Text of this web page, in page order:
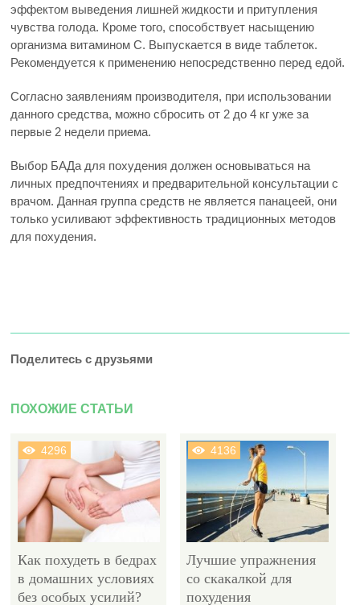
эффектом выведения лишней жидкости и притупления
чувства голода. Кроме того, способствует насыщению
организма витамином C. Выпускается в виде таблеток.
Рекомендуется к применению непосредственно перед едой.
Согласно заявлениям производителя, при использовании
данного средства, можно сбросить от 2 до 4 кг уже за
первые 2 недели приема.
Выбор БАДа для похудения должен основываться на
личных предпочтениях и предварительной консультации с
врачом. Данная группа средств не является панацеей, они
только усиливают эффективность традиционных методов
для похудения.
Поделитесь с друзьями
ПОХОЖИЕ СТАТЬИ
4296
Как похудеть в бедрах
в домашних условиях
без особых усилий?
4136
Лучшие упражнения
со скакалкой для
похудения